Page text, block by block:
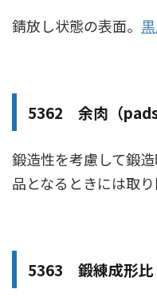
錆放し状態の表面。
5362 余肉（pads
鍛造性を考慮して鍛
品となるときには取り
5363 鍛練成形比